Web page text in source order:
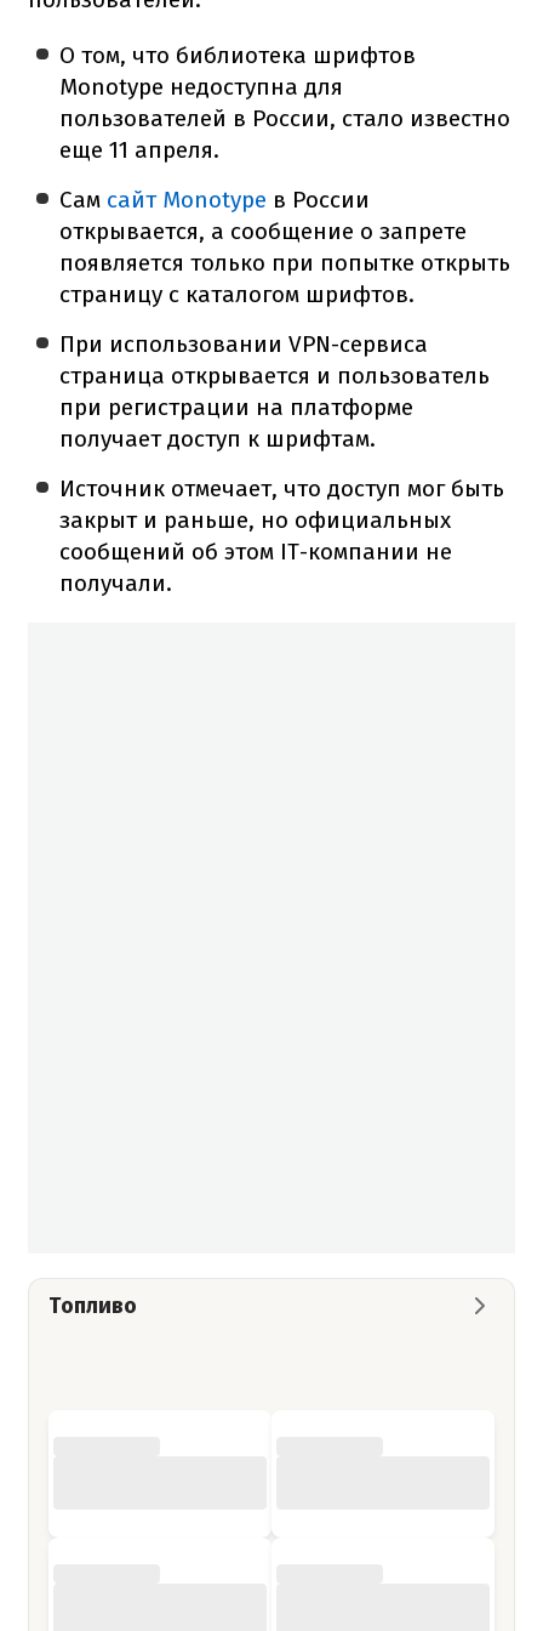
О том, что библиотека шрифтов
Monotype недоступна для
пользователей в России, стало известно
еще 11 апреля.
Сам сайт Monotype в России
открывается, а сообщение о запрете
появляется только при попытке открыть
страницу с каталогом шрифтов.
При использовании VPN-сервиса
страница открывается и пользователь
при регистрации на платформе
получает доступ к шрифтам.
Источник отмечает, что доступ мог быть
закрыт и раньше, но официальных
сообщений об этом IT-компании не
получали.
Топливо